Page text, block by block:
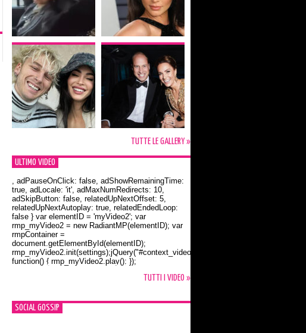
TUTTE LE GALLERY »
ULTIMO VIDEO
Orlando Bloom e la t-shirt dedicata a Flynn
, adPauseOnClick: false, adShowRemainingTime:
true, adLocale: 'it', adMaxNumRedirects: 10,
adSkipButton: false, relatedUpNextOffset: 5,
relatedUpNextAutoplay: true, relatedEndedLoop:
false } var elementID = 'myVideo2'; var
rmp_myVideo2 = new RadiantMP(elementID); var
rmpContainer =
document.getElementById(elementID);
rmp_myVideo2.init(settings);jQuery("#context_video2").one("mouseover",
function() { rmp_myVideo2.play(); });
TUTTI I VIDEO »
SOCIAL GOSSIP